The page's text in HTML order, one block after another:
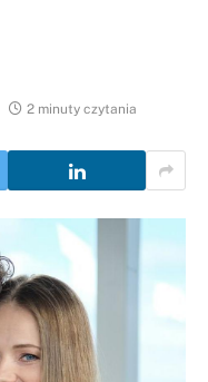
2 minuty czytania